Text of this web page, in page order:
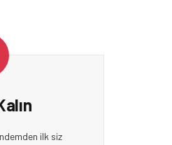
ilk siz